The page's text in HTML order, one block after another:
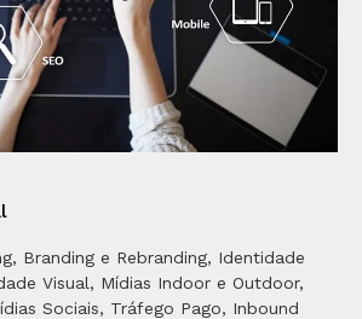
Branding e Rebranding, Identidade
Visual, Mídias Indoor e Outdoor,
Sociais, Tráfego Pago, Inbound